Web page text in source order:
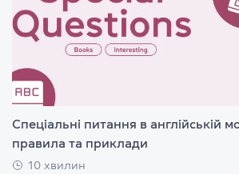
Спеціальні питання в англійській
правила та приклади
10 хвилин